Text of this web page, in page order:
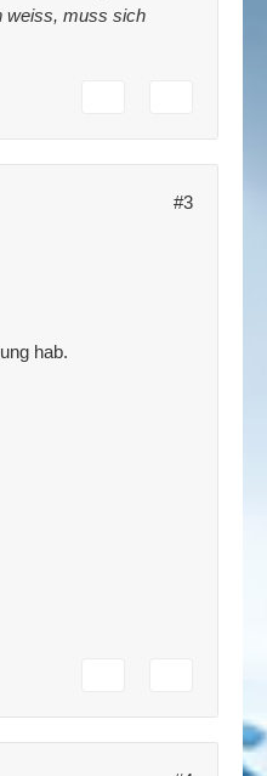
weiss, muss sich
#3
hab.